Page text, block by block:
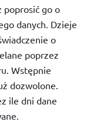
poprosić go o
danych. Dzieje
o
poprzez
Wstępnie
dozwolone.
ile dni dane